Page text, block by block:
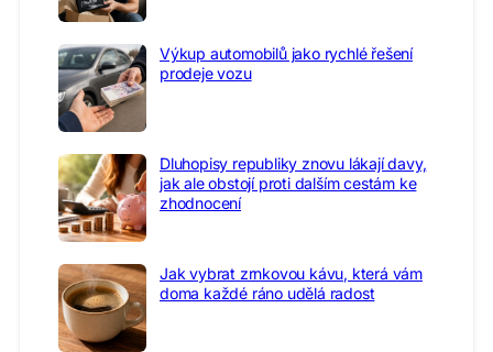
Výkup automobilů jako rychlé řešení
prodeje vozu
Dluhopisy republiky znovu lákají davy,
jak ale obstojí proti dalším cestám ke
zhodnocení
Jak vybrat zrnkovou kávu, která vám
doma každé ráno udělá radost